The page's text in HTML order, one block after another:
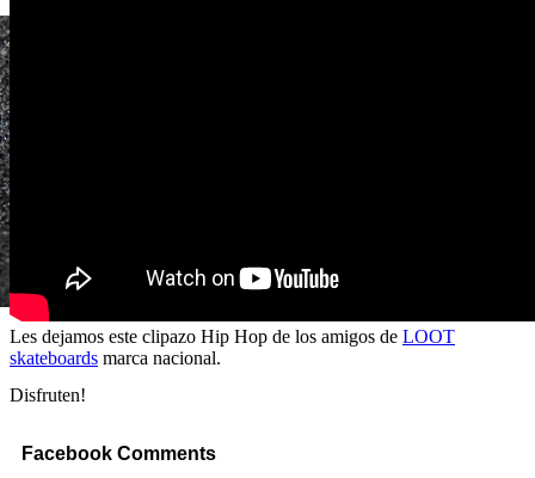
Les dejamos este clipazo Hip Hop de los amigos de LOOT
skateboards marca nacional.
Disfruten!
Facebook Comments